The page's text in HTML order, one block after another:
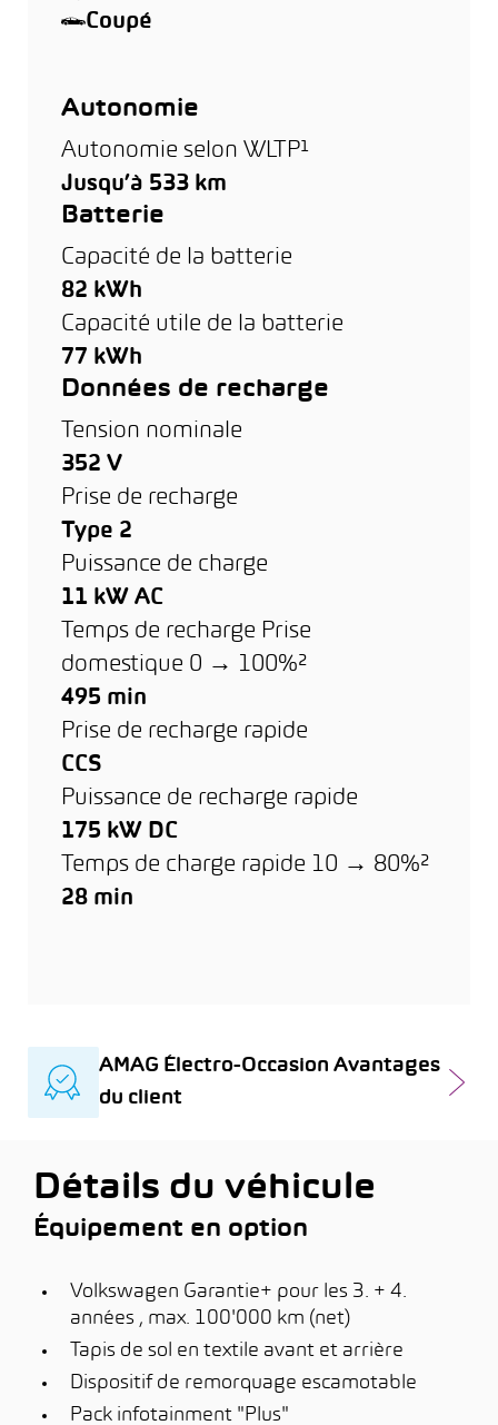
Coupé
Autonomie
Autonomie selon WLTP¹
Jusqu’à 533 km
Batterie
Capacité de la batterie
82 kWh
Capacité utile de la batterie
77 kWh
Données de recharge
Tension nominale
352 V
Prise de recharge
Type 2
Puissance de charge
11 kW AC
Temps de recharge Prise
domestique 0 → 100%²
495 min
Prise de recharge rapide
CCS
Puissance de recharge rapide
175 kW DC
Temps de charge rapide 10 → 80%²
28 min
AMAG Électro-Occasion Avantages
du client
Détails du véhicule
Équipement en option
Volkswagen Garantie+ pour les 3. + 4.
années , max. 100'000 km (net)
Tapis de sol en textile avant et arrière
Dispositif de remorquage escamotable
Pack infotainment "Plus"